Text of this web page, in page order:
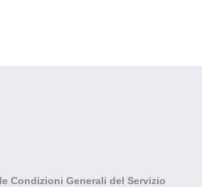
Condizioni Generali del Servizio